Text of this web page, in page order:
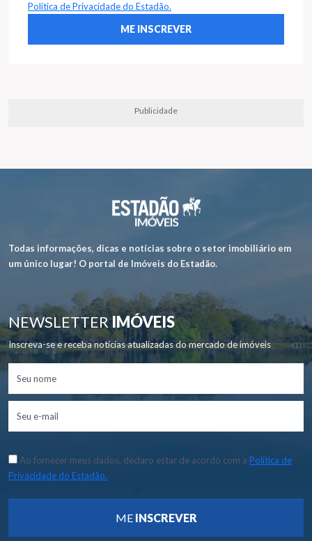
Política de Privacidade do Estadão.
Publicidade
Todas informações, dicas e notícias sobre o setor imobiliário em
um único lugar! O portal de Imóveis do Estadão.
NEWSLETTERIMÓVEIS
Inscreva-se e receba notícias atualizadas do mercado de imóveis
Ao fornecer meus dados, declaro estar de acordo com a Política de
Privacidade do Estadão.
ME INSCREVER